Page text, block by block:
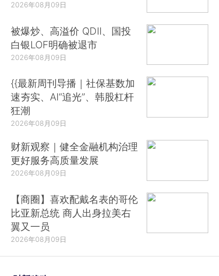
2026年08月09日
被爆炒、高溢价 QDII、国投
白银LOF明确被退市
2026年08月09日
{{最新周刊导播｜社保基数加
速夯实、AI“追光”、韩股杠杆
狂潮
2026年08月09日
财新观察｜健全金融机构治理
更好服务高质量发展
2026年08月09日
【商圈】喜欢配戴名表的哥伦
比亚新总统 商人出身拉美右
翼又一员
2026年08月09日